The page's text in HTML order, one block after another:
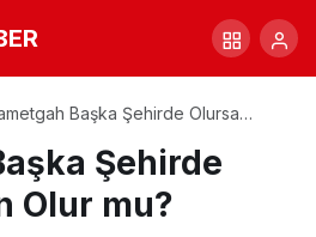
Başka Şehirde Olursa
Şehirde
Olur mu?
Şehirde Olursa Sorun Olur